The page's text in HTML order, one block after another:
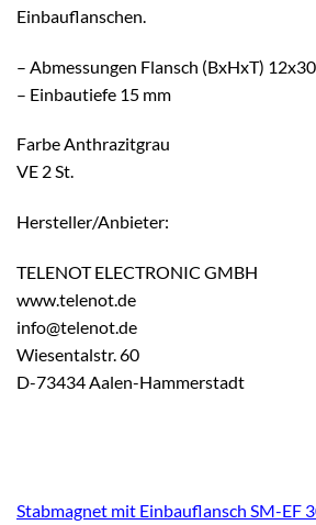
Einbauflanschen.
– Abmessungen Flansch (BxHxT)
– Einbautiefe 15 mm
Farbe Anthrazitgrau
VE 2 St.
Hersteller/Anbieter:
TELENOT ELECTRONIC GMBH
www.telenot.de
info@telenot.de
Wiesentalstr. 60
D-73434 Aalen-Hammerstadt
Stabmagnet mit Einbauflansch SM-EF